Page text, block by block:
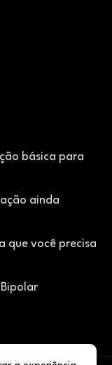
básica para
ainda
que você precisa